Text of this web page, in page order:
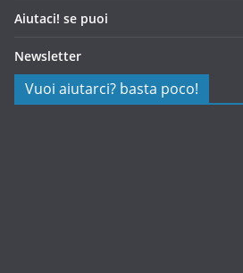
Aiutaci! se puoi
Newsletter
Vuoi aiutarci? basta poco!